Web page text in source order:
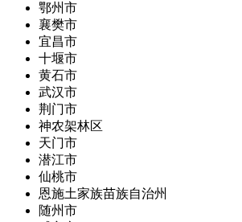
鄂州市
襄樊市
宜昌市
十堰市
黄石市
武汉市
荆门市
神农架林区
天门市
潜江市
仙桃市
恩施土家族苗族自治州
随州市